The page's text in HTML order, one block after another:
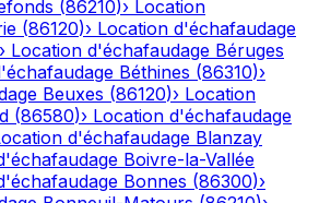
(86210)› Location
(86120)› Location d'échafaudage
› Location d'échafaudage Béruges
Béthines (86310)›
Beuxes (86120)› Location
(86580)› Location d'échafaudage
d'échafaudage Blanzay
Boivre-la-Vallée
Bonnes (86300)›